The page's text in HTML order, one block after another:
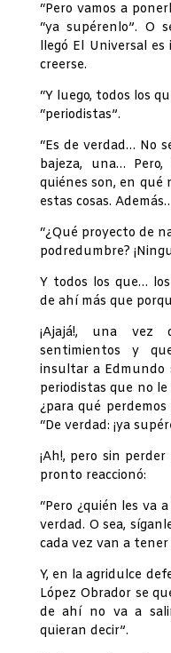
“Pero vamos a
“ya supérenlo”. O
llegó El Universal
creerse.
“Y luego, todos los
“periodistas”.
“Es de verdad… No
bajeza, una…
quiénes son, en qué
estas cosas.
“¿Qué proyecto de
podredumbre?
Y todos los que…
de ahí más que
¡Ajajá!, una vez
sentimientos y
insultar a Edmundo
periodistas que no
¿para qué
“De verdad: ¡ya
¡Ah!, pero sin
pronto reaccionó:
“Pero ¿quién les va
verdad. O sea,
cada vez van a tener
Y, en la agridulce
López Obrador se
de ahí no va a
quieran decir”.